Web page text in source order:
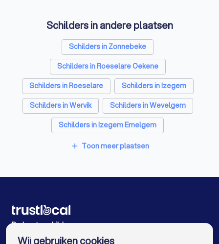
Schilders in andere plaatsen
Schilders in Zonnebeke
Schilders in Roeselare Oekene
Schilders in Roeselare
Schilders in Izegem
Schilders in Wervik
Schilders in Wevelgem
Schilders in Izegem Emelgem
Schilders in Menen Lauwe
Schilders in Gent
Schilders in Leuven
Schilders in Aalst
add Toon meer plaatsen
De beste schilders voor u
Wij gebruiken cookies